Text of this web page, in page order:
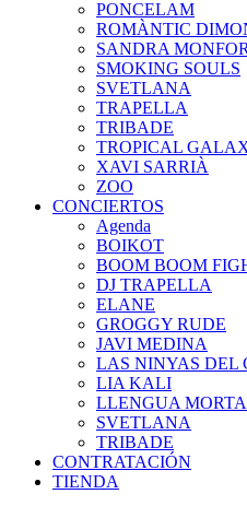
PONCELAM
ROMÀNTIC
SANDRA
SMOKING SOULS
SVETLANA
TRAPELLA
TRIBADE
TROPICAL
XAVI SARRIÀ
ZOO
CONCIERTOS
Agenda
BOIKOT
BOOM BOOM
DJ TRAPELLA
ELANE
GROGGY RUDE
JAVI MEDINA
LAS NINYAS DEL
LIA KALI
LLENGUA MORTA
SVETLANA
TRIBADE
CONTRATACIÓN
TIENDA